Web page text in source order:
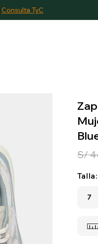
Consulta TyC
S/
Talla:
7